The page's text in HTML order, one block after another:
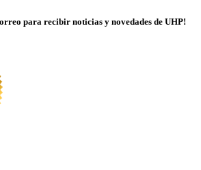
para recibir noticias y novedades de UHP!